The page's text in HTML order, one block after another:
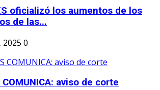
oficializó los aumentos de los
de las...
2025 0
COMUNICA: aviso de corte